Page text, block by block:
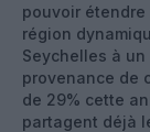
pouvoir
région
Seychelles à
provenance de
de 29% cette
partagent déjà